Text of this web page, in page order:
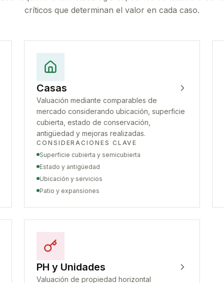
críticos que determinan el valor en cada caso.
Casas
Valuación mediante comparables de
mercado considerando ubicación, superficie
cubierta, estado de conservación,
antigüedad y mejoras realizadas.
CONSIDERACIONES CLAVE
Superficie cubierta y semicubierta
Estado y antigüedad
Ubicación y servicios
Patio y expansiones
PH y Unidades
Valuación de propiedad horizontal